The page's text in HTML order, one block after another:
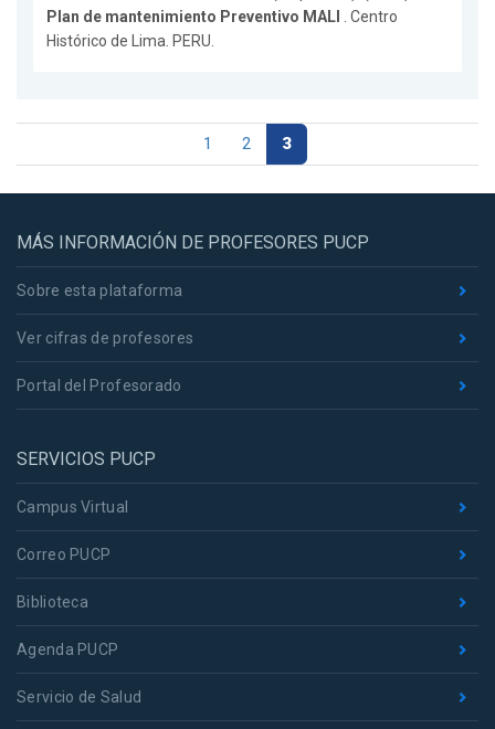
Plan de mantenimiento Preventivo MALI . Centro
Histórico de Lima. PERU.
1 2 3
MÁS INFORMACIÓN DE PROFESORES PUCP
Sobre esta plataforma
Ver cifras de profesores
Portal del Profesorado
SERVICIOS PUCP
Campus Virtual
Correo PUCP
Biblioteca
Agenda PUCP
Servicio de Salud